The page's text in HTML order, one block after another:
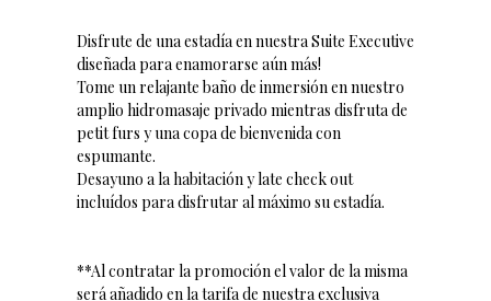
Disfrute de una estadía en nuestra Suite Executive
diseñada para enamorarse aún más!
Tome un relajante baño de inmersión en nuestro
amplio hidromasaje privado mientras disfruta de
petit furs y una copa de bienvenida con
espumante.
Desayuno a la habitación y late check out
incluídos para disfrutar al máximo su estadía.
**Al contratar la promoción el valor de la misma
será añadido en la tarifa de nuestra exclusiva